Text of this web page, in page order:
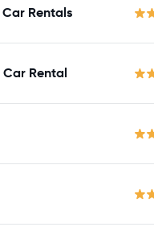
Rentals
Rental